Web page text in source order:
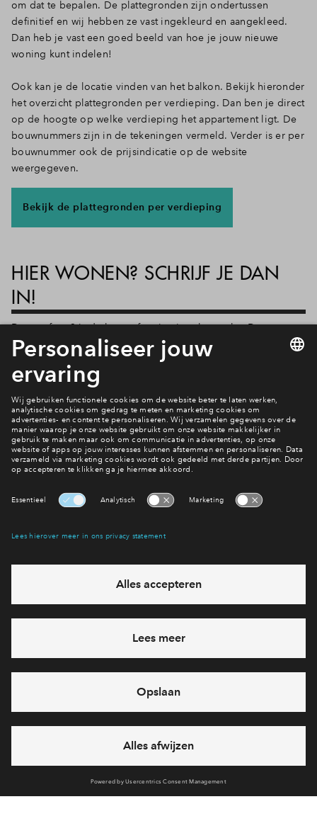
om dat te bepalen. De plattegronden zijn ondertussen
definitief en wij hebben ze vast ingekleurd en aangekleed.
Dan heb je vast een goed beeld van hoe je jouw nieuwe
woning kunt indelen!
Ook kan je de locatie vinden van het balkon. Bekijk hieronder
het overzicht plattegronden per verdieping. Dan ben je direct
op de hoogte op welke verdieping het appartement ligt. De
bouwnummers zijn in de tekeningen vermeld. Verder is er per
bouwnummer ook de prijsindicatie op de website
weergegeven.
Bekijk de plattegronden per verdieping
HIER WONEN? SCHRIJF JE DAN
IN!
Douma fase 3 is de laatste fase in nieuwbouwplan Douma.
Ben jij op zoek naar een appartement in Raalte? Bekijk dan
het woningaanbod en schrijf je alvast in. Je wordt dan
automatisch op de hoogte gehouden wanneer de verkoop
Neem contact op
eventuele projecten
Ja, ik wil mij aanmelden
Heb je een vraag en wil je direct antwoord? Bel ons op088
71 22 835
6 dagen per week beschikbaar (behalve tijdens
feestdagen)
vandaag van 10:00 - 13:00 uur